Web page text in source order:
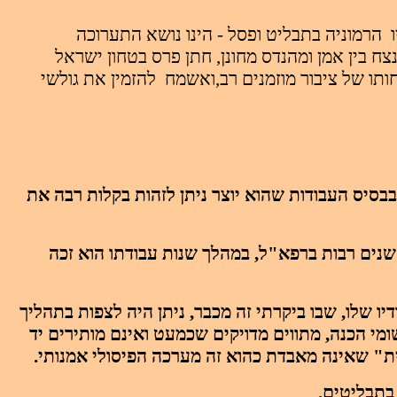
הרמוניה בתבליט ופסל - הינו נושא התערוכה
בין אמן ומהנדס מחונן, חתן פרס בטחון ישראל
להזמין את גולשי
העבודות שהוא יוצר ניתן לזהות בקלות רבה את
הינו מהנדס במקצועו אשר עבד שנים רבות ברפא"ל, במהלך שנות עבודתו הוא זכה
שלו, שבו ביקרתי זה מכבר, ניתן היה לצפות בתהליך
הכנה, מתווים מדויקים שכמעט ואינם מותירים יד
שאינה מאבדת כהוא זה מערכה הפיסולי אמנותי.
בתבליטים.